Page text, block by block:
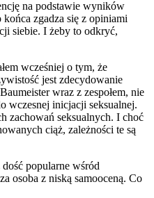
na podstawie wyników
zgadza się z opiniami
siebie. I żeby to odkryć,
wcześniej o tym, że
jest zdecydowanie
wraz z zespołem, nie
wczesnej inicjacji seksualnej.
zachowań seksualnych. I choć
ciąż, zależności te są
popularne wśród
osoba z niską samooceną. Co